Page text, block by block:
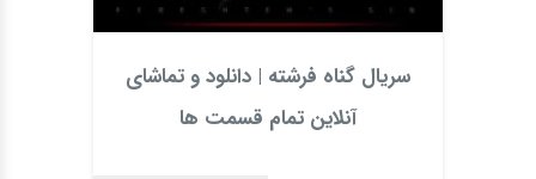
سریال گناه فرشته | دانلود و تماشای
آنلاین تمام قسمت ها